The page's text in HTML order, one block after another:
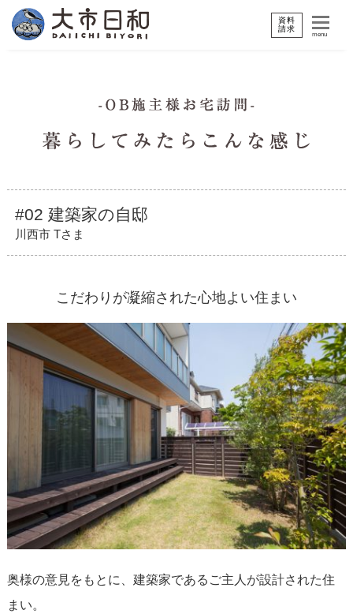
資料
請求
menu
#02 建築家の自邸
川西市 Tさま
こだわりが凝縮された心地よい住まい
奥様の意見をもとに、建築家であるご主人が設計された住
まい。